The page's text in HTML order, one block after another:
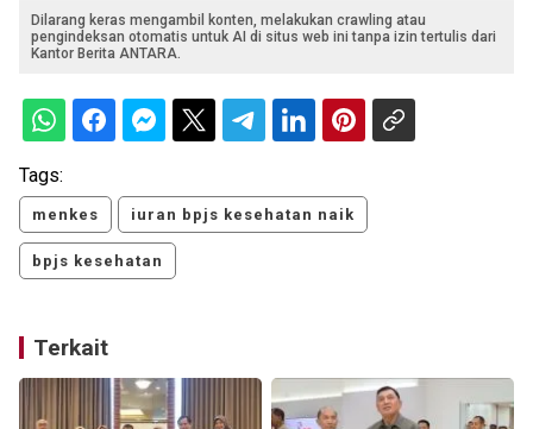
Dilarang keras mengambil konten, melakukan crawling atau
pengindeksan otomatis untuk AI di situs web ini tanpa izin tertulis dari
Kantor Berita ANTARA.
Tags:
menkes iuran bpjs kesehatan naik
bpjs kesehatan
Terkait